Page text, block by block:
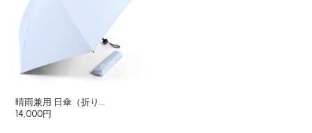
晴雨兼用 日傘（折り...
14,000円